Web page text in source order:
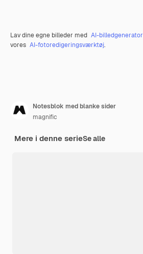
Lav dine egne billeder med AI-billedgenerator
vores AI-fotoredigeringsværktøj.
Notesblok med blanke sider
magnific
Mere i denne serieSe alle